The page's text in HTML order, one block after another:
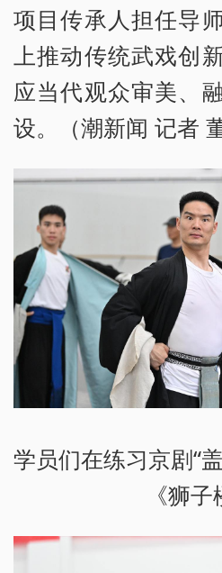
项目传承人担任导
上推动传统武戏创
应当代观众审美、
设。（潮新闻 记者
学员们在练习京剧“
《狮子